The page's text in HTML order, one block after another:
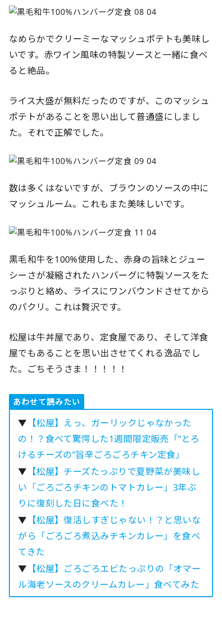
なめらかでクリーミーなマッシュポテトも美味し
いです。赤ワイン風味の特製ソースと一緒に食べ
ると絶品。
ライス大盛が無料だったのですが、このマッシュ
ポテトがあることを思い出して普通盛にしまし
た。それで正解でした。
数は多くはないですが、ブラウンのソースの中に
マッシュルーム。これもまた美味しいです。
黒毛和牛を100%使用した、赤身の旨味とジュー
シーさが凝縮されたハンバーグに特製ソースをた
っぷりと絡め、ライスにワンバウンドさせてから
のパクリ。これは贅沢です。
松屋は牛丼屋であり、定食屋であり、そして洋食
屋でもあることを思い出させてくれる逸品でし
た。ごちそうさま！！！！！
あわせて読みたい
▼ 【松屋】えっ、ガーリックじゃなかった
の！？食べて驚愕した1週間限定販売「“とろ
けるチーズの”旨辛ごろごろチキン定食」
▼ 【松屋】チーズたっぷりで夏野菜が美味し
い「ごろごろチキンのトマトカレー」3年ぶ
りに復刻した日に食べた！
▼ 【松屋】復活しすぎじゃない！？と思いな
がら「ごろごろ煮込みチキンカレー」を食べ
てきた
▼ 【松屋】ごろごろエビたっぷりの「オマー
ル海老ソースのクリームカレー」食べてみた